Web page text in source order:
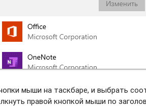
мыши на таскбаре, и выбрать
правой кнопкой мыши по